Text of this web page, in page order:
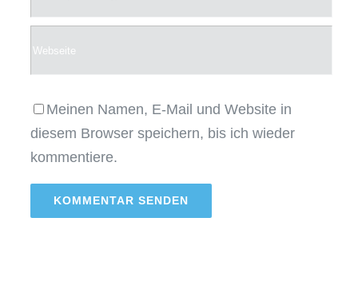
Meinen Namen, E-Mail und Website in
diesem Browser speichern, bis ich wieder
kommentiere.